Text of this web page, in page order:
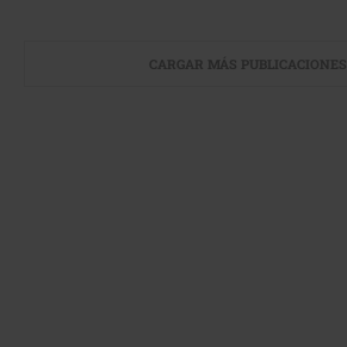
CARGAR MÁS PUBLICACIONES